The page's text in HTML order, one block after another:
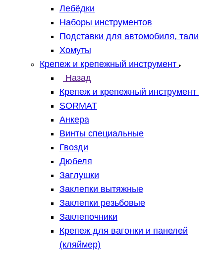
Лебёдки
Наборы инструментов
Подставки для автомобиля, тали
Хомуты
Крепеж и крепежный инструмент
Назад
Крепеж и крепежный инструмент
SORMAT
Анкера
Винты специальные
Гвозди
Дюбеля
Заглушки
Заклепки вытяжные
Заклепки резьбовые
Заклепочники
Крепеж для вагонки и панелей
(кляймер)